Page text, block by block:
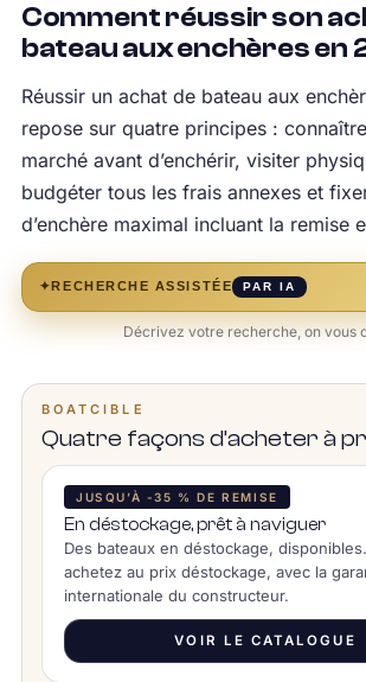
Comment réussir son
bateau aux enchères en
Réussir un achat de bateau aux
repose sur quatre principes :
marché avant d’enchérir, visiter
budgéter tous les frais annexes et
d’enchère maximal incluant la remise
✦ RECHERCHE ASSISTÉE PAR IA
Décrivez votre recherche, on vous
BOATCIBLE
Quatre façons d’acheter à
JUSQU’À -35 % DE REMISE
En déstockage, prêt à naviguer
Des bateaux en déstockage,
achetez au prix déstockage, avec la
internationale du constructeur.
VOIR LE CATALOGUE